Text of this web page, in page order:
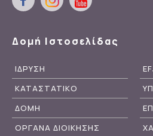
Δομή Ιστοσελίδας
ΙΔΡΥΣΗ
ΚΑΤΑΣΤΑΤΙΚΟ
ΔΟΜΗ
ΟΡΓΑΝΑ ΔΙΟΙΚΗΣΗΣ